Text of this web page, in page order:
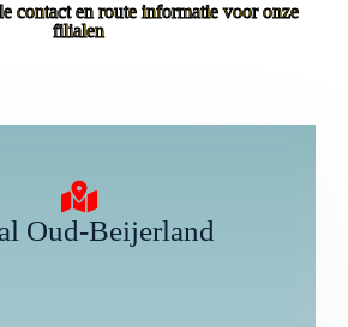
contact en route informatie voor onze
filialen
Oud-Beijerland